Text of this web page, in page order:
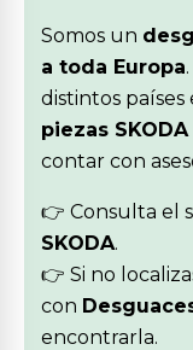
Somos un
a toda Europa
distintos
piezas
contar con
👉 Consulta el
SKODA.
👉 Si no
con
encontrarla.